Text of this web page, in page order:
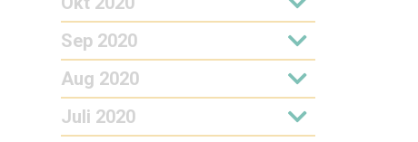
Sep 2020
Aug 2020
Juli 2020